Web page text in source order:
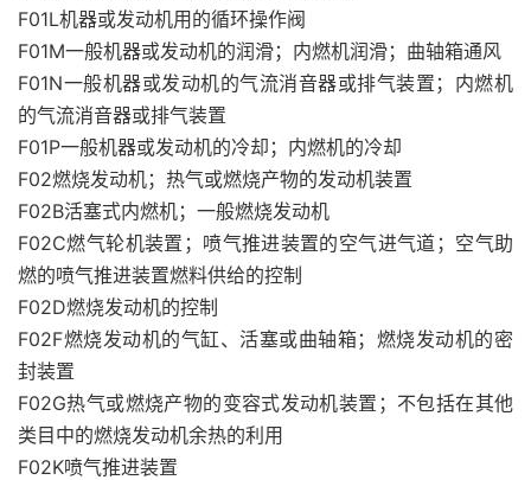
F01L机器或发动机用的循环操作阀
F01M一般机器或发动机的润滑；内燃机润滑；曲轴箱通风
F01N一般机器或发动机的气流消音器或排气装置；内燃机
的气流消音器或排气装置
F01P一般机器或发动机的冷却；内燃机的冷却
F02燃烧发动机；热气或燃烧产物的发动机装置
F02B活塞式内燃机；一般燃烧发动机
F02C燃气轮机装置；喷气推进装置的空气进气道；空气助
燃的喷气推进装置燃料供给的控制
F02D燃烧发动机的控制
F02F燃烧发动机的气缸、活塞或曲轴箱；燃烧发动机的密
封装置
F02G热气或燃烧产物的变容式发动机装置；不包括在其他
类目中的燃烧发动机余热的利用
F02K喷气推进装置